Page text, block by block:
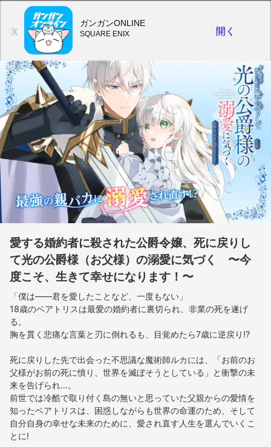
愛する婚約者に殺された公爵令嬢、死に戻りし
て光の公爵様（お父様）の溺愛に気づく 〜今
度こそ、生きて幸せになります！〜
「僕は――君を愛したことなど、一度もない」
18歳のベアトリスは最愛の婚約者に裏切られ、非業の死を遂げ
る。
胸を貫く悲痛な言葉と刃に倒れるも、目覚めたら7歳に逆戻り!?
死に戻りした先で出会った不思議な魔術師ルカには、「お前のお
父様がお前の死に憤り、世界を滅ぼそうとしている」と衝撃の未
来を告げられ…。
前世では冷酷で取り付く島の無いと思っていた父親からの愛情を
知ったベアトリスは、困惑しながらも世界の命運のため、そして
自分自身の幸せな未来のために、愛され直す人生を選んでいくこ
とに!
X
ガンガンONLINE
SQUARE ENIX 開く